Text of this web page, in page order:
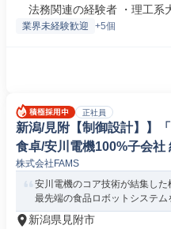
法務関連の経験者 ・理工系
業界未経験歓迎 +5個
正社員
新潟/見附【制御設計】】
食卓/安川電機100%子会社
株式会社FAMS
安川電機のコア技術が結集した
最先端の食品ロボットシステム
新潟県見附市